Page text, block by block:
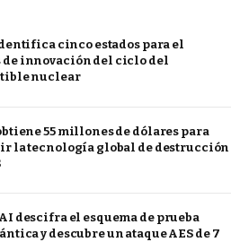
cinco estados para el
de innovación del ciclo del
nuclear
55 millones de dólares para
la tecnología global de destrucción
descifra el esquema de prueba
y descubre un ataque AES de 7